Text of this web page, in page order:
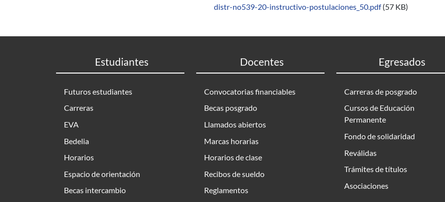
distr-no539-20-instructivo-postulaciones_50.pdf (57 KB)
Estudiantes
Futuros estudiantes
Carreras
EVA
Bedelia
Horarios
Espacio de orientación
Becas intercambio
Docentes
Convocatorias financiables
Becas posgrado
Llamados abiertos
Marcas horarias
Horarios de clase
Recibos de sueldo
Reglamentos
Egresados
Carreras de posgrado
Cursos de Educación
Permanente
Fondo de solidaridad
Reválidas
Trámites de títulos
Asociaciones